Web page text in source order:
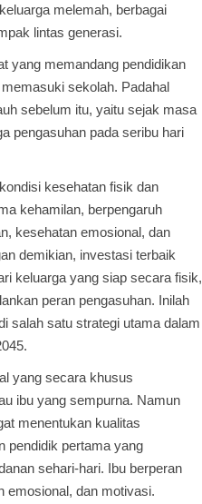
melemah, berbagai
lintas generasi.
yang memandang pendidikan
sekolah. Padahal
sebelum itu, yaitu sejak masa
pengasuhan pada seribu hari
kesehatan fisik dan
kehamilan, berpengaruh
kesehatan emosional, dan
demikian, investasi terbaik
keluarga yang siap secara fisik,
peran pengasuhan. Inilah
salah satu strategi utama dalam
yang secara khusus
ibu yang sempurna. Namun
menentukan kualitas
pendidik pertama yang
sehari-hari. Ibu berperan
emosional, dan motivasi.